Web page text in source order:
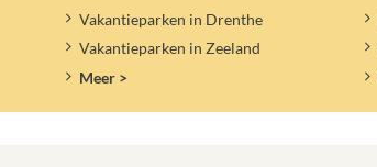
Vakantieparken in Drenthe
Vakantieparken in Zeeland
Meer >